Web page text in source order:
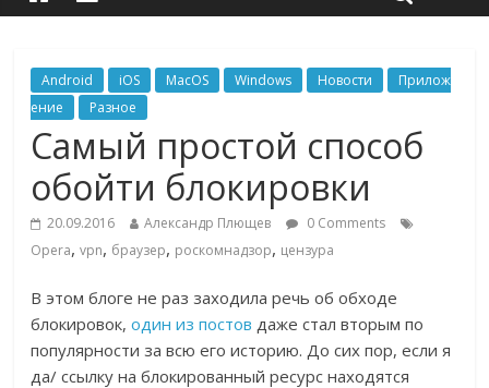
Android iOS MacOS Windows Новости
Прилож
ение
Разное
Самый простой способ
обойти блокировки
20.09.2016 Александр Плющев
0 Comments
Opera,vpn, браузер, роскомнадзор, цензура
В этом блоге не раз заходила речь об обходе
блокировок,один из постов даже стал вторым по
популярности за всю его историю. До сих пор, если я
да/ ссылку на блокированный ресурс находятся